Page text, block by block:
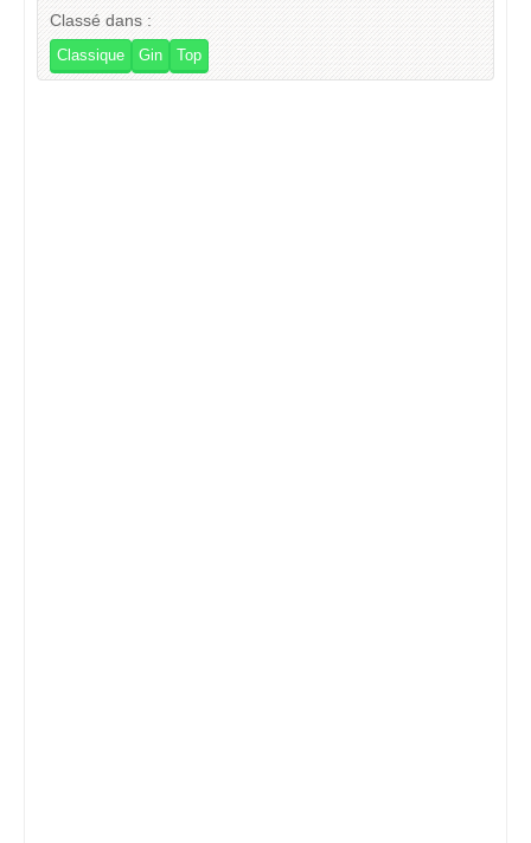
Classé dans :
Classique Gin Top